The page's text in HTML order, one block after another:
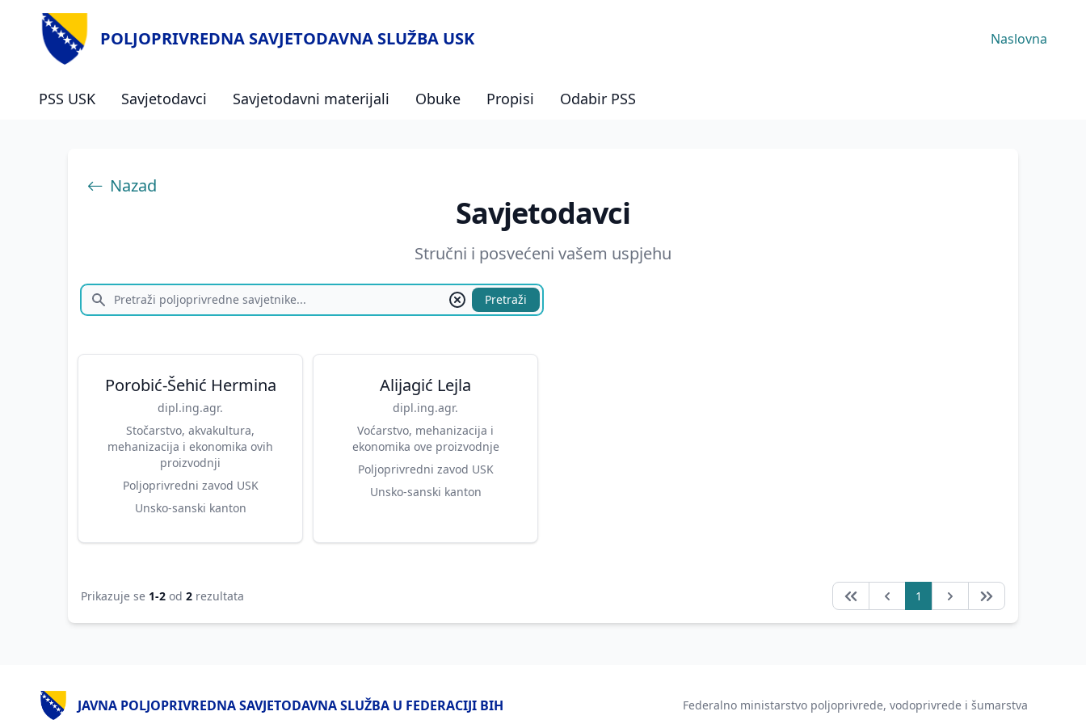
POLJOPRIVREDNA SAVJETODAVNA SLUŽBA USK Naslovna
PSS USK Savjetodavci Savjetodavni materijali Obuke Propisi Odabir PSS
Nazad
Savjetodavci
Stručni i posvećeni vašem uspjehu
Pretraži
Porobić-Šehić Hermina
dipl.ing.agr.
Stočarstvo, akvakultura,
mehanizacija i ekonomika ovih
proizvodnji
Poljoprivredni zavod USK
Unsko-sanski kanton
Alijagić Lejla
dipl.ing.agr.
Voćarstvo, mehanizacija i
ekonomika ove proizvodnje
Poljoprivredni zavod USK
Unsko-sanski kanton
Prikazuje se 1-2 od 2 rezultata 1
JAVNA POLJOPRIVREDNA SAVJETODAVNA SLUŽBA U FEDERACIJI BIH Federalno ministarstvo poljoprivrede, vodoprivrede i šumarstva